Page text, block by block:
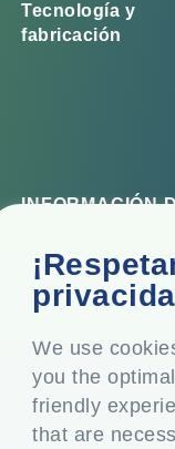
We use
you the
friendly
that are
Tecnología y
fabricación
INFORMACIÓN
Oficina
Top Floor, Times
Marg, Lower
Domicilio social
P.O. Vasind,
Maharashtra India